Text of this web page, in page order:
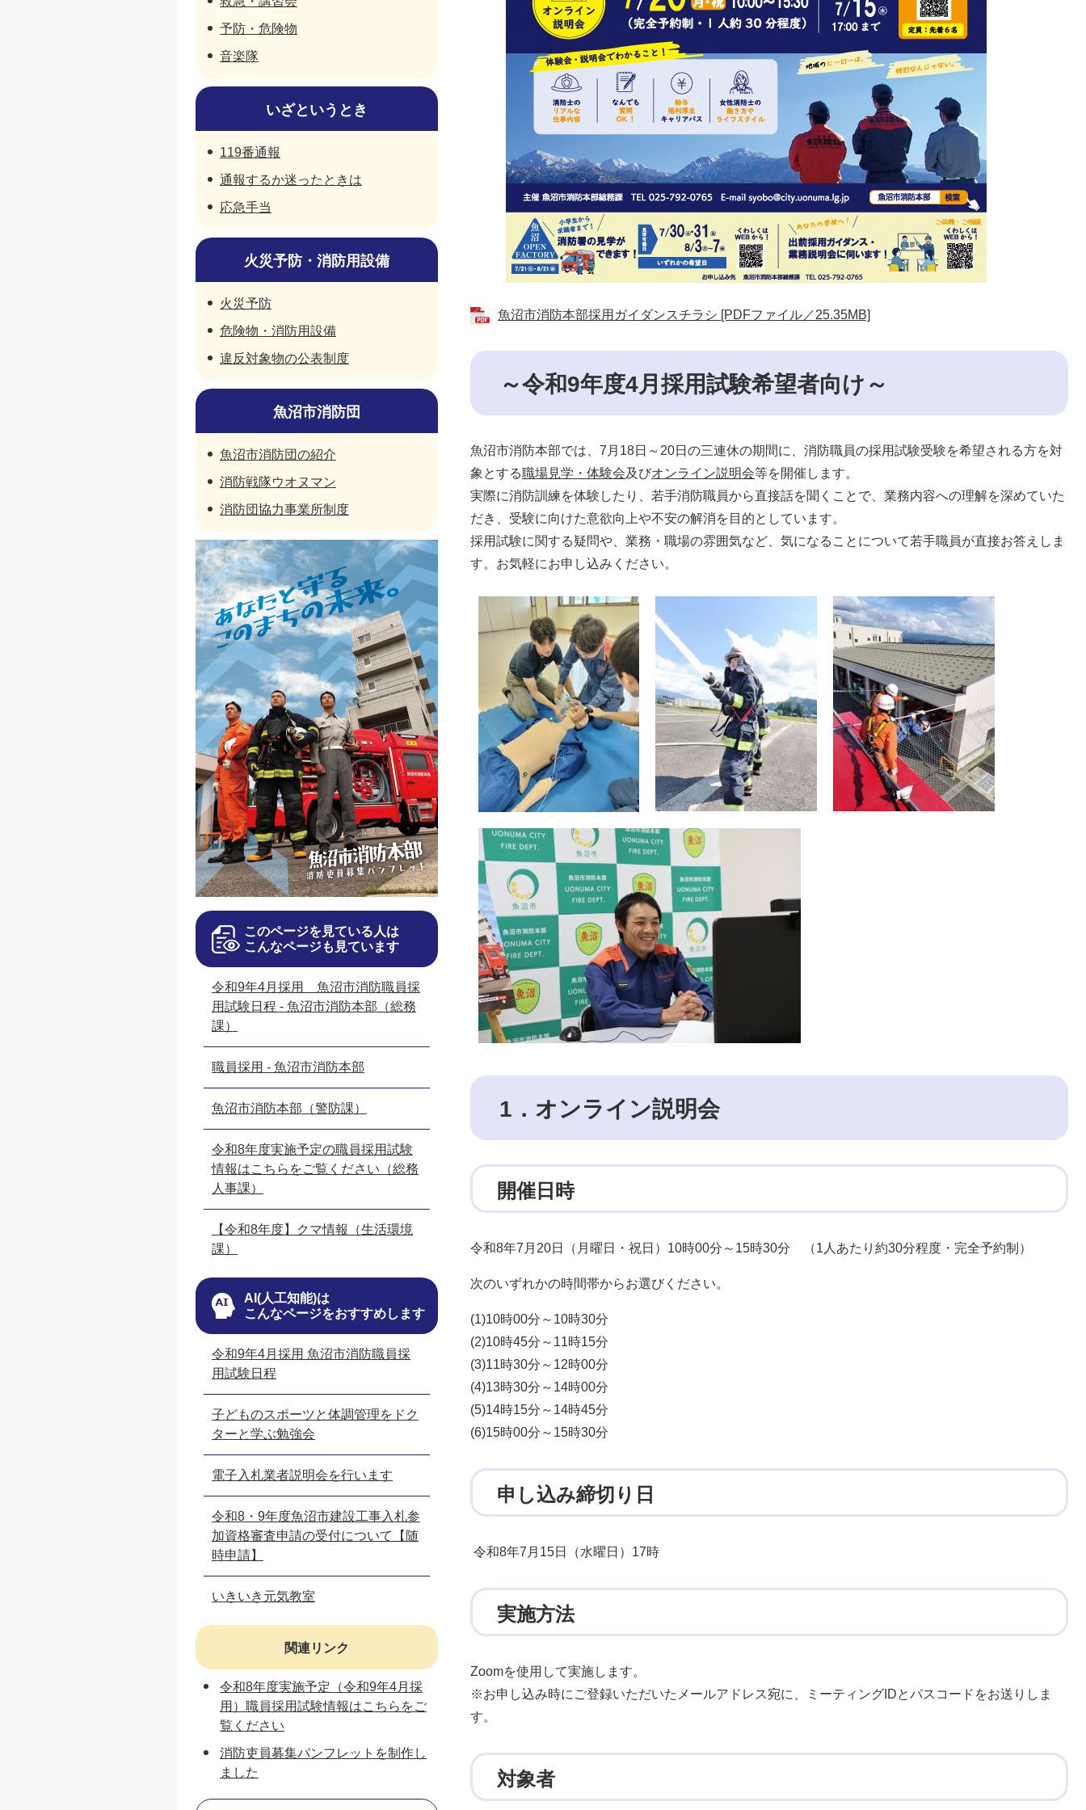
魚沼市消防本部採用ガイダンスチラシ [PDFファイル／25.35MB]
～令和9年度4月採用試験希望者向け～
​魚沼市消防本部では、7月18日～20日の三連休の期間に、消防職員の採用試験受験を希望される方を対
象とする職場見学・体験会及びオンライン説明会等を開催します。
実際に消防訓練を体験したり、若手消防職員から直接話を聞くことで、業務内容への理解を深めていた
だき、受験に向けた意欲向上や不安の解消を目的としています。
採用試験に関する疑問や、業務・職場の雰囲気など、気になることについて若手職員が直接お答えしま
す。お気軽にお申し込みください。
1．オンライン説明会
開催日時
令和8年7月20日（月曜日・祝日）10時00分～15時30分 （1人あたり約30分程度・完全予約制）
次のいずれかの時間帯からお選びください。
(1)10時00分～10時30分
(2)10時45分～11時15分
(3)11時30分～12時00分
(4)13時30分～14時00分
(5)14時15分～14時45分
(6)15時00分～15時30分
申し込み締切り日
令和8年7月15日（水曜日）17時
実施方法
Zoomを使用して実施します。
※お申し込み時にご登録いただいたメールアドレス宛に、ミーティングIDとパスコードをお送りしま
す。
対象者
予防・危険物
音楽隊
いざというとき
119番通報
通報するか迷ったときは
応急手当
火災予防・消防用設備
火災予防
危険物・消防用設備
違反対象物の公表制度
魚沼市消防団
魚沼市消防団の紹介
消防戦隊ウオヌマン
消防団協力事業所制度
このページを見ている人は
こんなページも見ています
令和9年4月採用 魚沼市消防職員採
用試験日程 - 魚沼市消防本部（総務
課）
職員採用 - 魚沼市消防本部
魚沼市消防本部（警防課）
令和8年度実施予定の職員採用試験
情報はこちらをご覧ください（総務
人事課）
【令和8年度】クマ情報（生活環境
課）
AI(人工知能)は
こんなページをおすすめします
令和9年4月採用 魚沼市消防職員採
用試験日程
子どものスポーツと体調管理をドク
ターと学ぶ勉強会
電子入札業者説明会を行います
令和8・9年度魚沼市建設工事入札参
加資格審査申請の受付について【随
時申請】
いきいき元気教室
関連リンク
令和8年度実施予定（令和9年4月採
用）職員採用試験情報はこちらをご
覧ください
消防吏員募集パンフレットを制作し
ました